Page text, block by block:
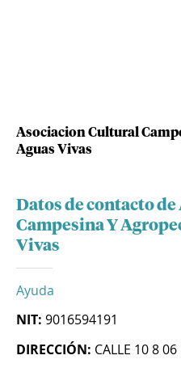
Asociacion Cultural
Aguas Vivas
Datos de contacto
Campesina Y
Vivas
Ayuda
NIT: 9016594191
DIRECCIÓN: CALLE 10 8